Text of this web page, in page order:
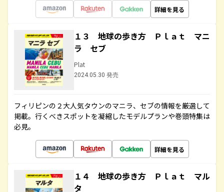
詳細を見る
１３ 地球の歩き方 Ｐｌａｔ マニ
ラ セブ
Plat
2024.05.30 発売
フィリピンの２大人気タウンのマニラ、セブの情報を厳選して
掲載。行くべきスポットを凝縮したモデルプランや巻頭特集は
必見。
詳細を見る
１４ 地球の歩き方 Ｐｌａｔ マル
タ